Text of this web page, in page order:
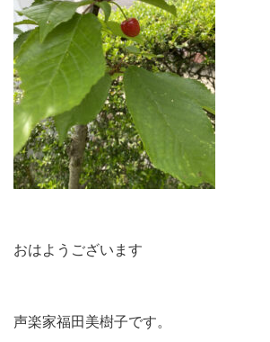
おはようございます
声楽家福田美樹子です。